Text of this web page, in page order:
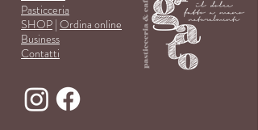
Pasticceria
SHOP | Ordina online
Business
Contatti